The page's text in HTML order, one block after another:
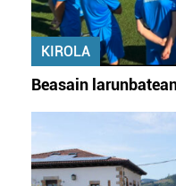
KIROLA
Beasain